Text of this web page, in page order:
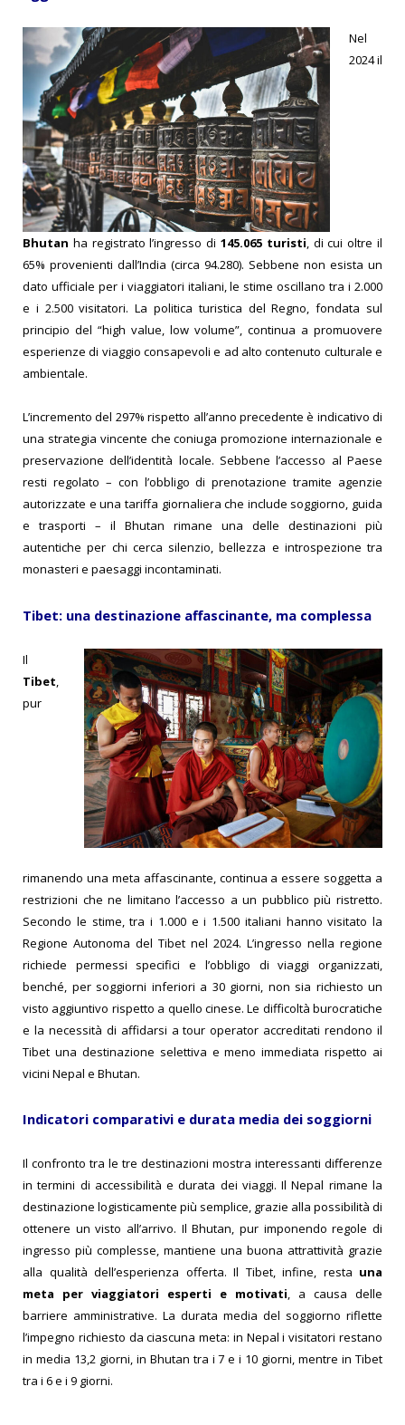
Nel
2024 il
Bhutan ha registrato l’ingresso di 145.065 turisti, di cui oltre il
65% provenienti dall’India (circa 94.280). Sebbene non esista un
dato ufficiale per i viaggiatori italiani, le stime oscillano tra i 2.000
e i 2.500 visitatori. La politica turistica del Regno, fondata sul
principio del “high value, low volume”, continua a promuovere
esperienze di viaggio consapevoli e ad alto contenuto culturale e
ambientale.
L’incremento del 297% rispetto all’anno precedente è indicativo di
una strategia vincente che coniuga promozione internazionale e
preservazione dell’identità locale. Sebbene l’accesso al Paese
resti regolato – con l’obbligo di prenotazione tramite agenzie
autorizzate e una tariffa giornaliera che include soggiorno, guida
e trasporti – il Bhutan rimane una delle destinazioni più
autentiche per chi cerca silenzio, bellezza e introspezione tra
monasteri e paesaggi incontaminati.
Tibet: una destinazione affascinante, ma complessa
Il
Tibet
pur
rimanendo una meta affascinante, continua a essere soggetta a
restrizioni che ne limitano l’accesso a un pubblico più ristretto.
Secondo le stime, tra i 1.000 e i 1.500 italiani hanno visitato la
Regione Autonoma del Tibet nel 2024. L’ingresso nella regione
richiede permessi specifici e l’obbligo di viaggi organizzati,
benché, per soggiorni inferiori a 30 giorni, non sia richiesto un
visto aggiuntivo rispetto a quello cinese. Le difficoltà burocratiche
e la necessità di affidarsi a tour operator accreditati rendono il
Tibet una destinazione selettiva e meno immediata rispetto ai
vicini Nepal e Bhutan.
Indicatori comparativi e durata media dei soggiorni
Il confronto tra le tre destinazioni mostra interessanti differenze
in termini di accessibilità e durata dei viaggi. Il Nepal rimane la
destinazione logisticamente più semplice, grazie alla possibilità di
ottenere un visto all’arrivo. Il Bhutan, pur imponendo regole di
ingresso più complesse, mantiene una buona attrattività grazie
alla qualità dell’esperienza offerta. Il Tibet, infine, resta una
meta per viaggiatori esperti e motivati, a causa delle
barriere amministrative. La durata media del soggiorno riflette
l’impegno richiesto da ciascuna meta: in Nepal i visitatori restano
in media 13,2 giorni, in Bhutan tra i 7 e i 10 giorni, mentre in Tibet
tra i 6 e i 9 giorni.